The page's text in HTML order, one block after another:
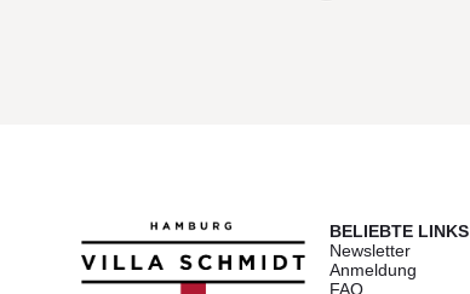
BELIEBTE LINKS
Newsletter
Anmeldung
FAQ